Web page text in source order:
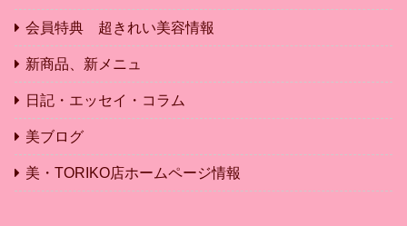
会員特典 超きれい美容情報
新商品、新メニュ
日記・エッセイ・コラム
美ブログ
美・TORIKO店ホームページ情報